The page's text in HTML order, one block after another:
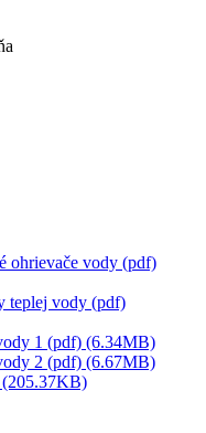
ohrievače vody (pdf)
teplej vody (pdf)
1 (pdf) (6.34MB)
2 (pdf) (6.67MB)